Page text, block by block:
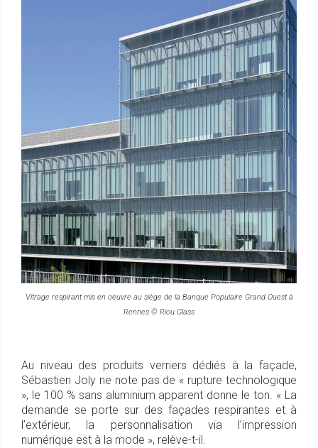
Vitrage respirant mis en oeuvre au siège de la Banque Populaire Grand Ouest à
Rennes © Riou Glass
Au niveau des produits verriers dédiés à la façade,
Sébastien Joly ne note pas de « rupture technologique
», le 100 % sans aluminium apparent donne le ton. « La
demande se porte sur des façades respirantes et à
l’extérieur, la personnalisation via l’impression
numérique est à la mode », relève-t-il.